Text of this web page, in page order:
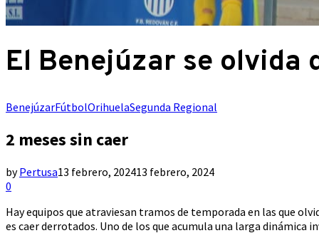
El Benejúzar se olvida
BenejúzarFútbolOrihuelaSegunda Regional
2 meses sin caer
byPertusa13 febrero, 202413 febrero, 2024
0
Hay equipos que atraviesan tramos de temporada en las que
es caer derrotados. Uno de los que acumula una larga dinámica